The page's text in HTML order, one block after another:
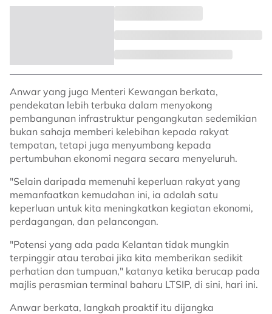
Anwar yang juga Menteri Kewangan berkata,
pendekatan lebih terbuka dalam menyokong
pembangunan infrastruktur pengangkutan sedemikian
bukan sahaja memberi kelebihan kepada rakyat
tempatan, tetapi juga menyumbang kepada
pertumbuhan ekonomi negara secara menyeluruh.
"Selain daripada memenuhi keperluan rakyat yang
memanfaatkan kemudahan ini, ia adalah satu
keperluan untuk kita meningkatkan kegiatan ekonomi,
perdagangan, dan pelancongan.
"Potensi yang ada pada Kelantan tidak mungkin
terpinggir atau terabai jika kita memberikan sedikit
perhatian dan tumpuan," katanya ketika berucap pada
majlis perasmian terminal baharu LTSIP, di sini, hari ini.
Anwar berkata, langkah proaktif itu dijangka